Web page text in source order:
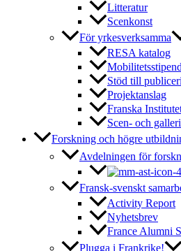
Litteratur
Scenkonst
För yrkesverksamma
RESA katalog
Stöd till
Projektanslag
Franska
Scen- och
Forskning och högre
Avdelningen för
Fransk-svenskt
Activity Report
Nyhetsbrev
France Alumni
Plugga i Frankrike!